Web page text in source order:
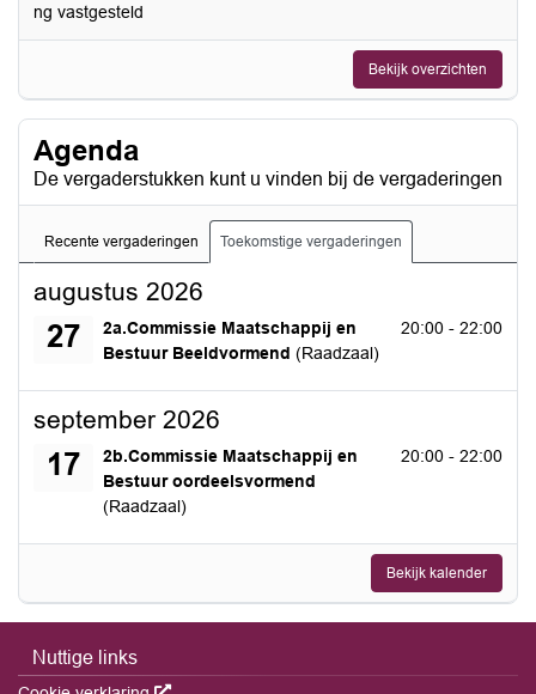
ng vastgesteld
Bekijk overzichten
Agenda
De vergaderstukken kunt u vinden bij de vergaderingen
Recente vergaderingen Toekomstige vergaderingen
augustus 2026
27
2a.Commissie Maatschappij en
Bestuur Beeldvormend (Raadzaal)
donderdag 27 augustus 2026 20:00 - 22:00
september 2026
17
2b.Commissie Maatschappij en
Bestuur oordeelsvormend
(Raadzaal)
donderdag 17 september 2026 20:00 - 22:00
Bekijk kalender
Nuttige links